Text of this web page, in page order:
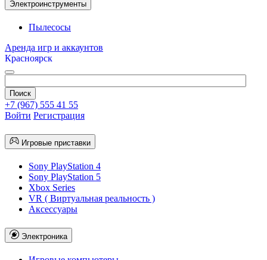
Электроинструменты
Пылесосы
Аренда игр и аккаунтов
Красноярск
+7 (967) 555 41 55
Войти Регистрация
Игровые приставки
Sony PlayStation 4
Sony PlayStation 5
Xbox Series
VR ( Виртуальная реальность )
Аксессуары
Электроника